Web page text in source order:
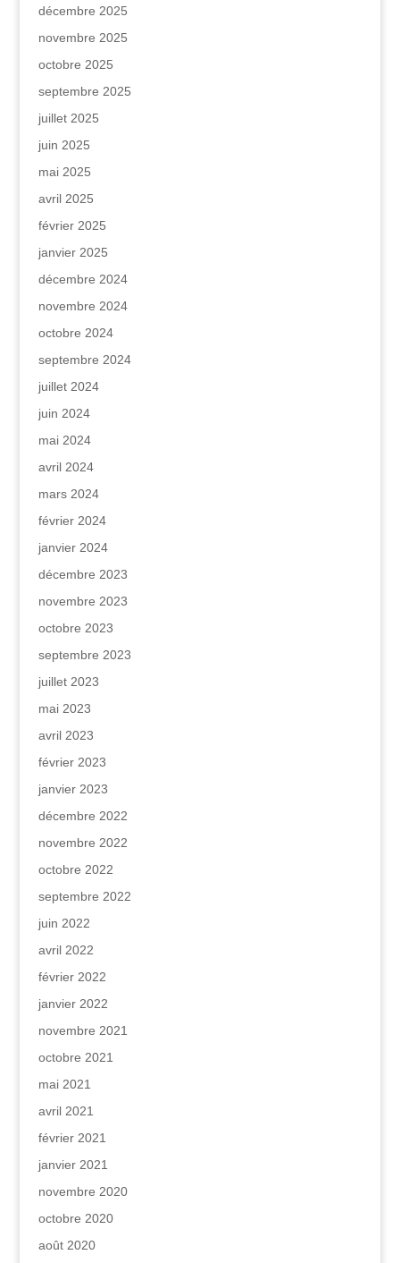
décembre 2025
novembre 2025
octobre 2025
septembre 2025
juillet 2025
juin 2025
mai 2025
avril 2025
février 2025
janvier 2025
décembre 2024
novembre 2024
octobre 2024
septembre 2024
juillet 2024
juin 2024
mai 2024
avril 2024
mars 2024
février 2024
janvier 2024
décembre 2023
novembre 2023
octobre 2023
septembre 2023
juillet 2023
mai 2023
avril 2023
février 2023
janvier 2023
décembre 2022
novembre 2022
octobre 2022
septembre 2022
juin 2022
avril 2022
février 2022
janvier 2022
novembre 2021
octobre 2021
mai 2021
avril 2021
février 2021
janvier 2021
novembre 2020
octobre 2020
août 2020